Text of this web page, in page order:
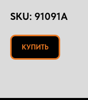
SKU: 91091A
КУПИТЬ